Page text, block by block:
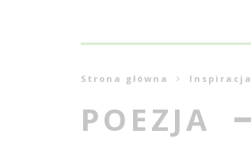
Strona główna Inspiracja
POEZJA